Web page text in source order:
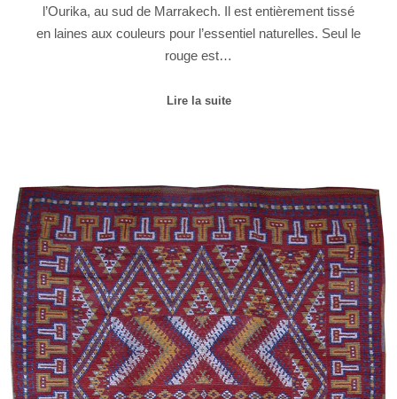
l’Ourika, au sud de Marrakech. Il est entièrement tissé
en laines aux couleurs pour l’essentiel naturelles. Seul le
rouge est…
Lire la suite